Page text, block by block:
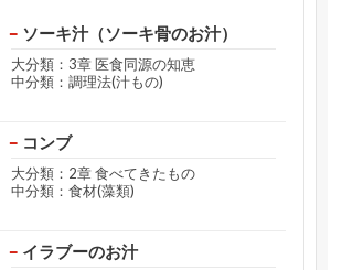
ソーキ汁（ソーキ骨のお汁）
大分類：3章 医食同源の知恵
中分類：調理法(汁もの)
コンブ
大分類：2章 食べてきたもの
中分類：食材(藻類)
イラブーのお汁